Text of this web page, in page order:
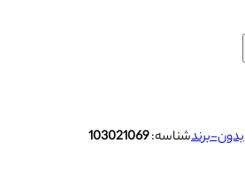
بدون-برندشناسه:103021069